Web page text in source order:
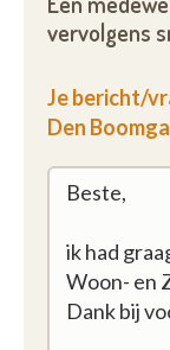
vervolgens
Je bericht/
Den